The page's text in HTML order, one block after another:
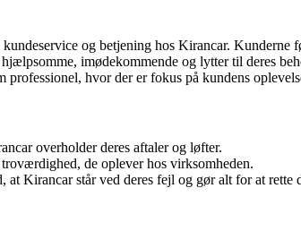
og betjening hos Kirancar. Kunderne
imødekommende og lytter til deres
professionel, hvor der er fokus på kundens
overholder deres aftaler og løfter.
de oplever hos virksomheden.
Kirancar står ved deres fejl og gør alt for at rette